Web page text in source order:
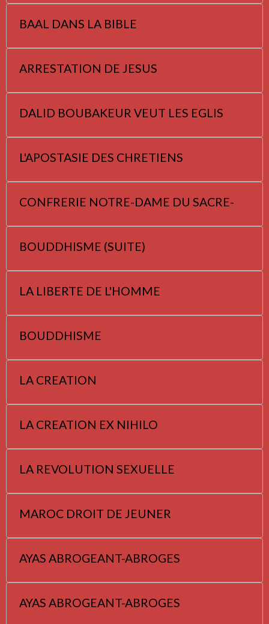
BAAL DANS LA BIBLE
ARRESTATION DE JESUS
DALID BOUBAKEUR VEUT LES EGLIS
L'APOSTASIE DES CHRETIENS
CONFRERIE NOTRE-DAME DU SACRE-
BOUDDHISME (SUITE)
LA LIBERTE DE L'HOMME
BOUDDHISME
LA CREATION
LA CREATION EX NIHILO
LA REVOLUTION SEXUELLE
MAROC DROIT DE JEUNER
AYAS ABROGEANT-ABROGES
AYAS ABROGEANT-ABROGES